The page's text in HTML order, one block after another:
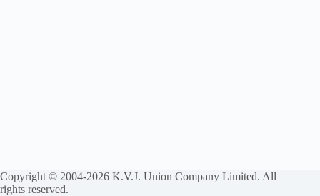
Copyright © 2004-2026 K.V.J. Union Company Limited. All
rights reserved.